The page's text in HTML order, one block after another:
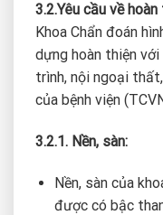
3.2.Yêu cầu về
Khoa Chẩn đoán
dựng hoàn thiện
trình, nội ngoại
của bệnh viện
3.2.1. Nền, sàn:
Nền, sàn của
được có bậc